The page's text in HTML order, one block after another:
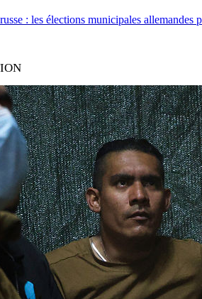
: les élections municipales allemandes